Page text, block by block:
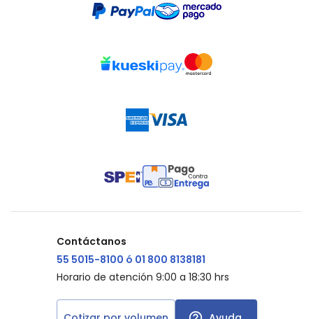
Contáctanos
55 5015-8100 ó 01 800 8138181
Horario de atención 9:00 a 18:30 hrs